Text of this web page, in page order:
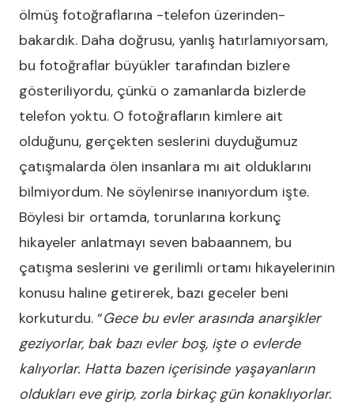
ölmüş fotoğraflarına -telefon üzerinden-
bakardık. Daha doğrusu, yanlış hatırlamıyorsam,
bu fotoğraflar büyükler tarafından bizlere
gösteriliyordu, çünkü o zamanlarda bizlerde
telefon yoktu. O fotoğrafların kimlere ait
olduğunu, gerçekten seslerini duyduğumuz
çatışmalarda ölen insanlara mı ait olduklarını
bilmiyordum. Ne söylenirse inanıyordum işte.
Böylesi bir ortamda, torunlarına korkunç
hikayeler anlatmayı seven babaannem, bu
çatışma seslerini ve gerilimli ortamı hikayelerinin
konusu haline getirerek, bazı geceler beni
korkuturdu. “Gece bu evler arasında anarşikler
geziyorlar, bak bazı evler boş, işte o evlerde
kalıyorlar. Hatta bazen içerisinde yaşayanların
oldukları eve girip, zorla birkaç gün konaklıyorlar.